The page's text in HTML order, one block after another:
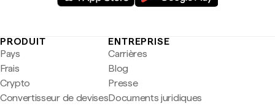
PRODUIT
Pays
Frais
Crypto
Convertisseur de devises
ENTREPRISE
Carrières
Blog
Presse
Documents juridiques